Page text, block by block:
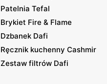
Patelnia Tefal
Brykiet Fire & Flame
Dzbanek Dafi
Ręcznik kuchenny Cashmir
Zestaw filtrów Dafi